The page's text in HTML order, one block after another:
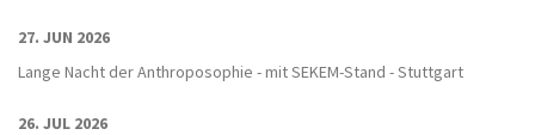
27. JUN 2026
Lange Nacht der Anthroposophie - mit SEKEM-Stand - Stuttgart
26. JUL 2026